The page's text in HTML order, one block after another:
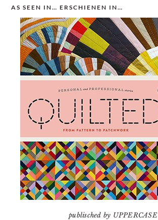
AS SEEN IN… ERSCHIENEN IN…
publisched by UPPERCASE